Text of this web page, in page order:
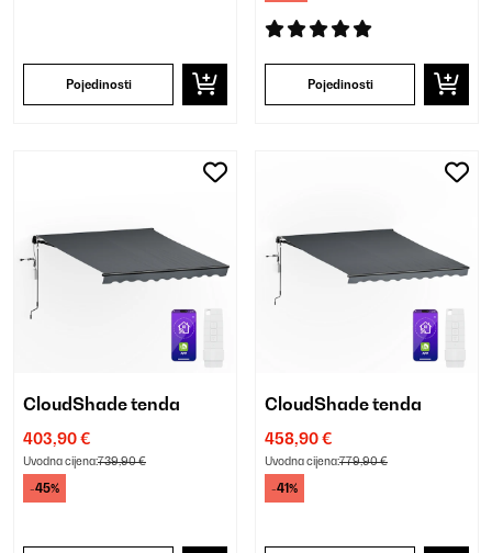
Pojedinosti Pojedinosti
CloudShade tenda
403,90 €
Uvodna cijena:739,90 €
-45%
CloudShade tenda
458,90 €
Uvodna cijena:779,90 €
-41%